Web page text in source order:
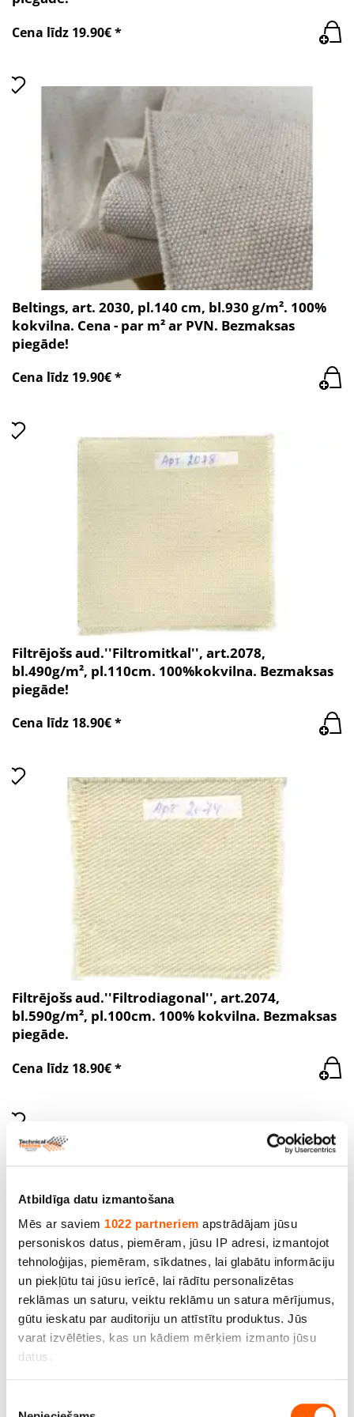
Atbildīga datu izmantošana
Mēs ar saviem 1022 partneriem apstrādājam jūsu
personiskos datus, piemēram, jūsu IP adresi, izmantojot
tehnoloģijas, piemēram, sīkdatnes, lai glabātu informāciju
un piekļūtu tai jūsu ierīcē, lai rādītu personalizētas
reklāmas un saturu, veiktu reklāmu un satura mērījumus,
gūtu ieskatu par auditoriju un attīstītu produktus. Jūs
varat izvēlēties, kas un kādiem mērķiem izmanto jūsu
datus.
Cena līdz 19.90€ *
Beltings, art. 2030, pl.140 cm, bl.930 g/m². 100%
kokvilna. Cena - par m² ar PVN. Bezmaksas
piegāde!
Cena līdz 19.90€ *
Filtrējošs aud.''Filtromitkal'', art.2078,
bl.490g/m², pl.110cm. 100%kokvilna. Bezmaksas
piegāde!
Cena līdz 18.90€ *
Filtrējošs aud.''Filtrodiagonal'', art.2074,
bl.590g/m², pl.100cm. 100% kokvilna. Bezmaksas
piegāde.
Cena līdz 18.90€ *
Filtra audums art. 86033, bl.310g/m², pl.160cm.
Poliefīrs 100%. Cena norādīta ar PVN par tekošo
Cena līdz 26.00€ *